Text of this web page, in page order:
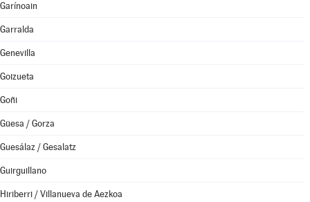
Garínoain
Garralda
Genevilla
Goizueta
Goñi
Güesa / Gorza
Guesálaz / Gesalatz
Guirguillano
Hiriberri / Villanueva de Aezkoa